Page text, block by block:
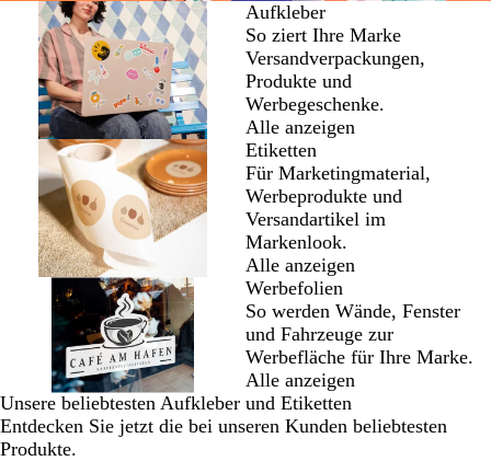
Aufkleber
So ziert Ihre Marke
Versandverpackungen,
Produkte und
Werbegeschenke.
Alle anzeigen
Etiketten
Für Marketingmaterial,
Werbeprodukte und
Versandartikel im
Markenlook.
Alle anzeigen
Werbefolien
So werden Wände, Fenster
und Fahrzeuge zur
Werbefläche für Ihre Marke.
Alle anzeigen
Unsere beliebtesten Aufkleber und Etiketten
Entdecken Sie jetzt die bei unseren Kunden beliebtesten
Produkte.